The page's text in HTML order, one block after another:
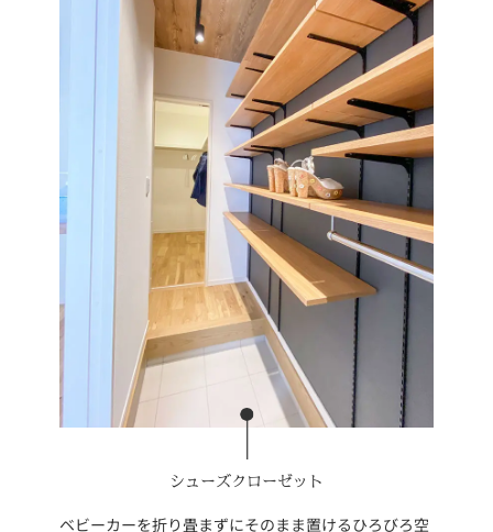
シューズクローゼット
ベビーカーを折り畳まずにそのまま置けるひろびろ空